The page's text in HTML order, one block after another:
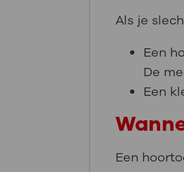
Als je
Een
De
Een
Een